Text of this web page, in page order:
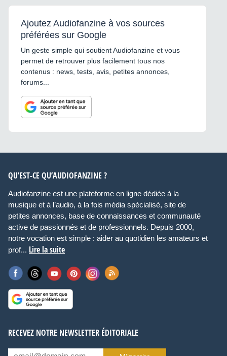
Ajoutez Audiofanzine à vos sources
préférées sur Google
Un geste simple qui soutient Audiofanzine et vous
permet de retrouver plus facilement tous nos
contenus : news, tests, avis, petites annonces,
forums...
QU’EST-CE QU’AUDIOFANZINE ?
Audiofanzine est une plateforme en ligne dédiée à la
musique et à l’audio, à la fois média spécialisé, site de
petites annonces, base de connaissances et communauté
active de passionnés et de professionnels. Depuis 2000,
notre vocation est simple : aider au quotidien les amateurs et
prof... Lire la suite
RECEVEZ NOTRE NEWSLETTER ÉDITORIALE